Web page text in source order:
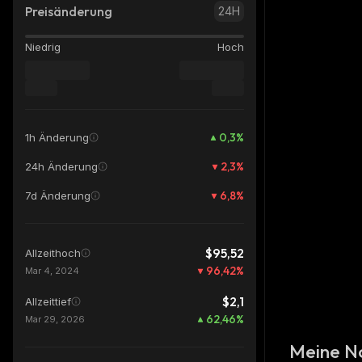
Preisänderung 24H
Niedrig Hoch
1h Änderung 0,3%
24h Änderung 2,3%
7d Änderung 6,8%
Allzeithoch $95,52
Mar 4, 2024 96,42%
Allzeittief $2,1
Mar 29, 2026 62,46%
Meine